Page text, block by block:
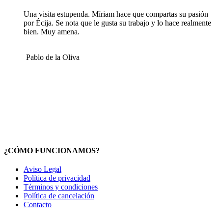
Una visita estupenda. Míriam hace que compartas su pasión
por Écija. Se nota que le gusta su trabajo y lo hace realmente
bien. Muy amena.
Pablo de la Oliva
¿CÓMO FUNCIONAMOS?
Aviso Legal
Política de privacidad
Términos y condiciones
Política de cancelación
Contacto